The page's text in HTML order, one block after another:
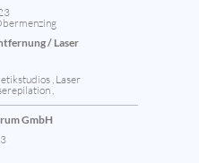
/ Laser
, Laser
,
GmbH